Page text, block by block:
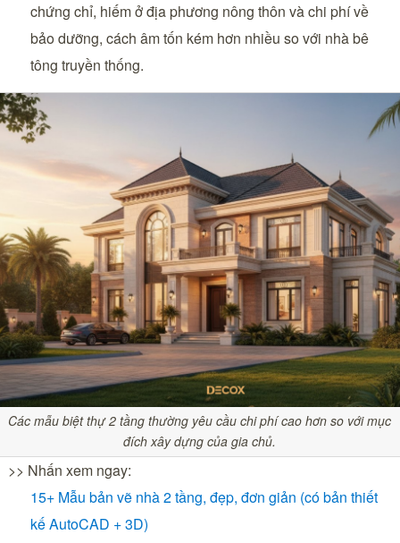
chứng chỉ, hiếm ở địa phương nông thôn và chi phí về
bảo dưỡng, cách âm tốn kém hơn nhiều so với nhà bê
tông truyền thống.
Các mẫu biệt thự 2 tầng thường yêu cầu chi phí cao hơn so với mục
đích xây dựng của gia chủ.
>> Nhấn xem ngay:
15+ Mẫu bản vẽ nhà 2 tầng, đẹp, đơn giản (có bản thiết
kế AutoCAD + 3D)